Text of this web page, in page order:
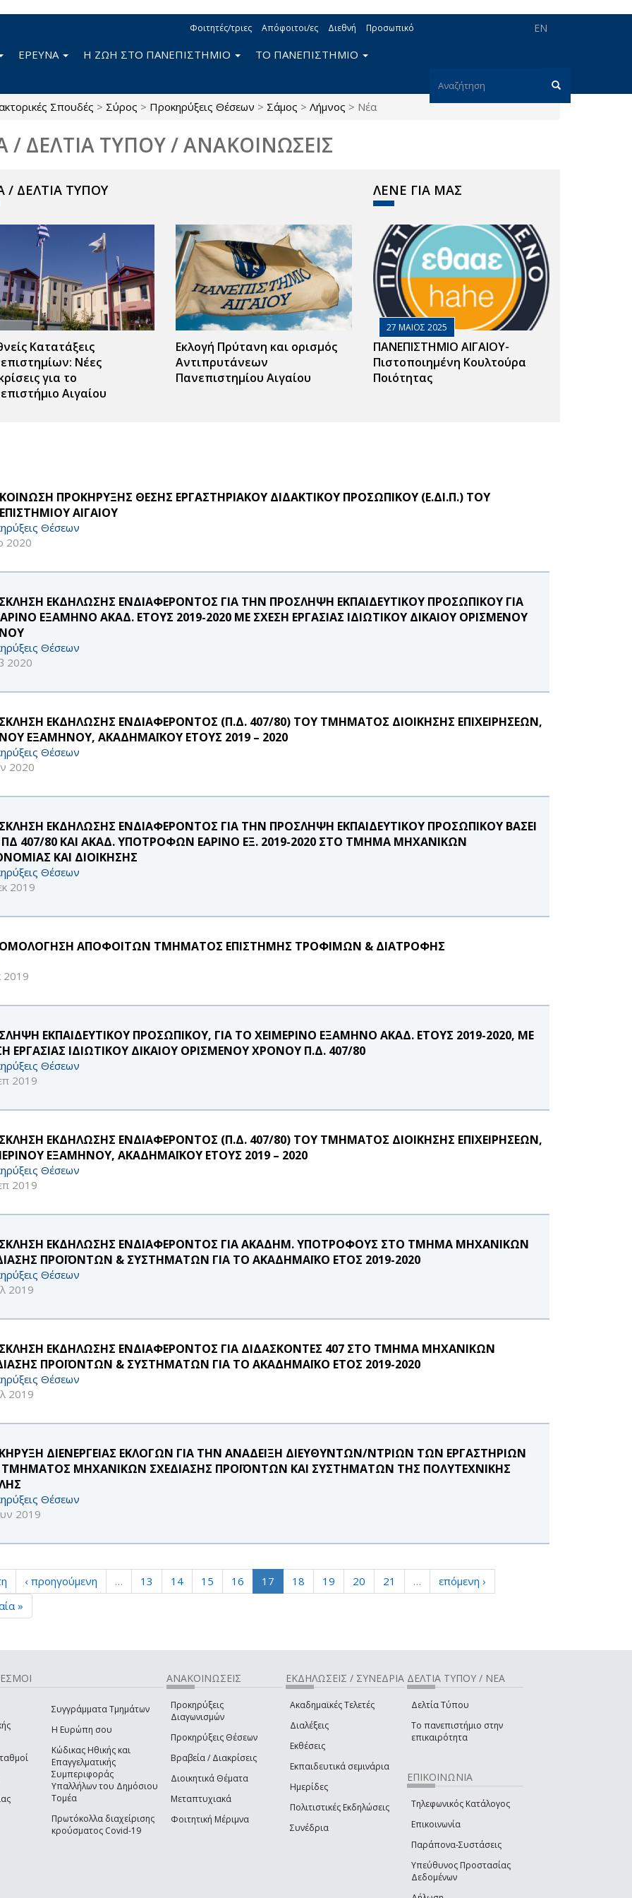
EN
Φοιτητές/τριες Απόφοιτοι/ες Διεθνή Προσωπικό
Φόρμα
ΕΡΕΥΝΑ Η ΖΩΗ ΣΤΟ ΠΑΝΕΠΙΣΤΗΜΙΟ ΤΟ ΠΑΝΕΠΙΣΤΗΜΙΟ
Σπουδές > Σύρος > Προκηρύξεις Θέσεων > Σάμος > Λήμνος > Νέα
/ ΔΕΛΤΙΑ ΤΥΠΟΥ / ΑΝΑΚΟΙΝΩΣΕΙΣ
/ ΔΕΛΤΙΑ ΤΥΠΟΥ
Κατατάξεις
Νέες
για το
Αιγαίου
Εκλογή Πρύτανη και ορισμός
Αντιπρυτάνεων
Πανεπιστημίου Αιγαίου
ΛΕΝΕ ΓΙΑ ΜΑΣ
27 ΜΑΙΟΣ 2025
ΠΑΝΕΠΙΣΤΗΜΙΟ ΑΙΓΑΙΟΥ-
Πιστοποιημένη Κουλτούρα
Ποιότητας
ΠΡΟΚΗΡΥΞΗΣ ΘΕΣΗΣ ΕΡΓΑΣΤΗΡΙΑΚΟΥ ΔΙΔΑΚΤΙΚΟΥ ΠΡΟΣΩΠΙΚΟΥ (Ε.ΔΙ.Π.) ΤΟΥ
ΑΙΓΑΙΟΥ
Θέσεων
2020
ΕΚΔΗΛΩΣΗΣ ΕΝΔΙΑΦΕΡΟΝΤΟΣ ΓΙΑ ΤΗΝ ΠΡΟΣΛΗΨΗ ΕΚΠΑΙΔΕΥΤΙΚΟΥ ΠΡΟΣΩΠΙΚΟΥ ΓΙΑ
ΕΞΑΜΗΝΟ ΑΚΑΔ. ΕΤΟΥΣ 2019-2020 ΜΕ ΣΧΕΣΗ ΕΡΓΑΣΙΑΣ ΙΔΙΩΤΙΚΟΥ ΔΙΚΑΙΟΥ ΟΡΙΣΜΕΝΟΥ
Θέσεων
2020
ΕΚΔΗΛΩΣΗΣ ΕΝΔΙΑΦΕΡΟΝΤΟΣ (Π.Δ. 407/80) ΤΟΥ ΤΜΗΜΑΤΟΣ ΔΙΟΙΚΗΣΗΣ ΕΠΙΧΕΙΡΗΣΕΩΝ,
ΕΞΑΜΗΝΟΥ, ΑΚΑΔΗΜΑΪΚΟΥ ΕΤΟΥΣ 2019 – 2020
Θέσεων
2020
ΕΚΔΗΛΩΣΗΣ ΕΝΔΙΑΦΕΡΟΝΤΟΣ ΓΙΑ ΤΗΝ ΠΡΟΣΛΗΨΗ ΕΚΠΑΙΔΕΥΤΙΚΟΥ ΠΡΟΣΩΠΙΚΟΥ ΒΑΣΕΙ
407/80 ΚΑΙ ΑΚΑΔ. ΥΠΟΤΡΟΦΩΝ ΕΑΡΙΝΟ ΕΞ. 2019-2020 ΣΤΟ ΤΜΗΜΑ ΜΗΧΑΝΙΚΩΝ
ΚΑΙ ΔΙΟΙΚΗΣΗΣ
Θέσεων
2019
ΑΠΟΦΟΙΤΩΝ ΤΜΗΜΑΤΟΣ ΕΠΙΣΤΗΜΗΣ ΤΡΟΦΙΜΩΝ & ΔΙΑΤΡΟΦΗΣ
2019
ΕΚΠΑΙΔΕΥΤΙΚΟΥ ΠΡΟΣΩΠΙΚΟΥ, ΓΙΑ ΤΟ ΧΕΙΜΕΡΙΝΟ ΕΞΑΜΗΝΟ ΑΚΑΔ. ΕΤΟΥΣ 2019-2020, ΜΕ
ΕΡΓΑΣΙΑΣ ΙΔΙΩΤΙΚΟΥ ΔΙΚΑΙΟΥ ΟΡΙΣΜΕΝΟΥ ΧΡΟΝΟΥ Π.Δ. 407/80
Θέσεων
2019
ΕΚΔΗΛΩΣΗΣ ΕΝΔΙΑΦΕΡΟΝΤΟΣ (Π.Δ. 407/80) ΤΟΥ ΤΜΗΜΑΤΟΣ ΔΙΟΙΚΗΣΗΣ ΕΠΙΧΕΙΡΗΣΕΩΝ,
ΕΞΑΜΗΝΟΥ, ΑΚΑΔΗΜΑΪΚΟΥ ΕΤΟΥΣ 2019 – 2020
Θέσεων
2019
ΕΚΔΗΛΩΣΗΣ ΕΝΔΙΑΦΕΡΟΝΤΟΣ ΓΙΑ ΑΚΑΔΗΜ. ΥΠΟΤΡΟΦΟΥΣ ΣΤΟ ΤΜΗΜΑ ΜΗΧΑΝΙΚΩΝ
ΠΡΟΪΟΝΤΩΝ & ΣΥΣΤΗΜΑΤΩΝ ΓΙΑ ΤΟ ΑΚΑΔΗΜΑΪΚΟ ΕΤΟΣ 2019-2020
Θέσεων
2019
ΕΚΔΗΛΩΣΗΣ ΕΝΔΙΑΦΕΡΟΝΤΟΣ ΓΙΑ ΔΙΔΑΣΚΟΝΤΕΣ 407 ΣΤΟ ΤΜΗΜΑ ΜΗΧΑΝΙΚΩΝ
ΠΡΟΪΟΝΤΩΝ & ΣΥΣΤΗΜΑΤΩΝ ΓΙΑ ΤΟ ΑΚΑΔΗΜΑΪΚΟ ΕΤΟΣ 2019-2020
Θέσεων
2019
ΔΙΕΝΕΡΓΕΙΑΣ ΕΚΛΟΓΩΝ ΓΙΑ ΤΗΝ ΑΝΑΔΕΙΞΗ ΔΙΕΥΘΥΝΤΩΝ/ΝΤΡΙΩΝ ΤΩΝ ΕΡΓΑΣΤΗΡΙΩΝ
ΜΗΧΑΝΙΚΩΝ ΣΧΕΔΙΑΣΗΣ ΠΡΟΪΟΝΤΩΝ ΚΑΙ ΣΥΣΤΗΜΑΤΩΝ ΤΗΣ ΠΟΛΥΤΕΧΝΙΚΗΣ
Θέσεων
2019
‹ προηγούμενη … 13 14 15 16 17 18 19 20 21 …
επόμενη ›
»
Συγγράμματα Τμημάτων
Η Ευρώπη σου
Κώδικας Ηθικής και
Επαγγελματικής
Συμπεριφοράς
Υπαλλήλων του Δημόσιου
Τομέα
Πρωτόκολλα διαχείρισης
κρούσματος Covid-19
ΑΝΑΚΟΙΝΩΣΕΙΣ
Προκηρύξεις
Διαγωνισμών
Προκηρύξεις Θέσεων
Βραβεία / Διακρίσεις
Διοικητικά Θέματα
Μεταπτυχιακά
Φοιτητική Μέριμνα
ΕΚΔΗΛΩΣΕΙΣ / ΣΥΝΕΔΡΙΑ
Ακαδημαϊκές Τελετές
Διαλέξεις
Εκθέσεις
Εκπαιδευτικά σεμινάρια
Ημερίδες
Πολιτιστικές Εκδηλώσεις
Συνέδρια
ΔΕΛΤΙΑ ΤΥΠΟΥ / ΝΕΑ
Δελτία Τύπου
Το πανεπιστήμιο στην
επικαιρότητα
ΕΠΙΚΟΙΝΩΝΙΑ
Τηλεφωνικός Κατάλογος
Επικοινωνία
Παράπονα-Συστάσεις
Υπεύθυνος Προστασίας
Δεδομένων